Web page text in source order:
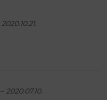
2020.10.21.
– 2020.07.10.